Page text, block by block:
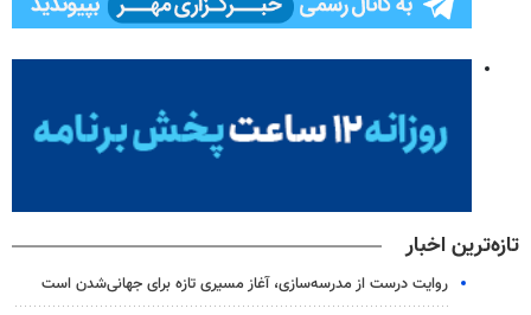
تازه‌ترین اخبار
روایت درست از مدرسه‌سازی، آغاز مسیری تازه برای جهانی‌شدن است